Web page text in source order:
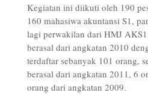
Kegiatan ini diikuti oleh 190
160 mahasiwa akuntansi S1,
lagi perwakilan dari HMJ
berasal dari angkatan 2010
terdaftar sebanyak 101 orang,
berasal dari angkatan 2011, 6
orang dari angkatan 2009.